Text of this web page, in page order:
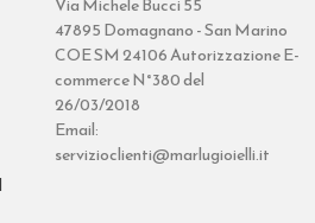
47895 Domagnano - San Marino
COE SM 24106 Autorizzazione E-
commerce N°380 del
26/03/2018
Email:
servizioclienti@marlugioielli.it